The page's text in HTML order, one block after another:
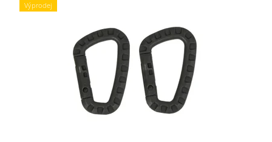
Výprodej